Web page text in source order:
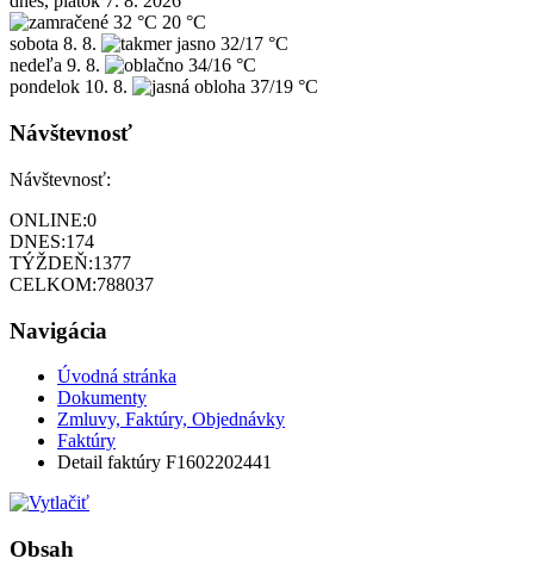
32 °C 20 °C
sobota 8. 8.
32/17 °C
nedeľa 9. 8.
34/16 °C
pondelok 10. 8. 37/19 °C
Návštevnosť
Návštevnosť:
ONLINE:0
DNES:174
TÝŽDEŇ:1377
CELKOM:788037
Navigácia
Úvodná stránka
Dokumenty
Zmluvy, Faktúry, Objednávky
Faktúry
Detail faktúry F1602202441
Obsah